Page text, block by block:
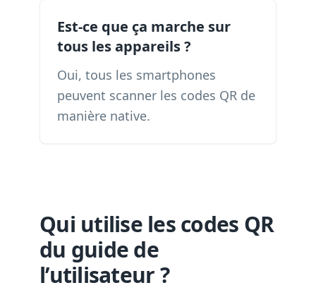
Est-ce que ça marche sur
tous les appareils ?
Oui, tous les smartphones
peuvent scanner les codes QR de
manière native.
Qui utilise les codes QR
du guide de
l’utilisateur ?